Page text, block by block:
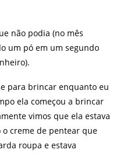
não podia (no mês
um pó em um segundo
para brincar enquanto eu
ela começou a brincar
vimos que ela estava
creme de pentear que
roupa e estava